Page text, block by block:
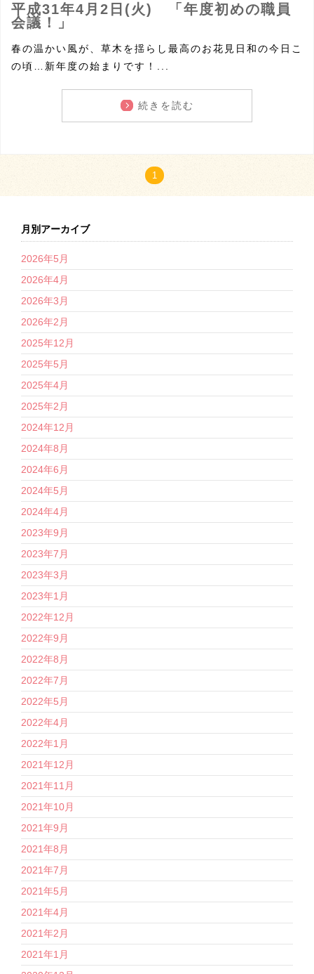
平成31年4月2日(火) 「年度初めの職員
会議！」
春の温かい風が、草木を揺らし最高のお花見日和の今日こ
の頃…新年度の始まりです！...
続きを読む
1
月別アーカイブ
2026年5月
2026年4月
2026年3月
2026年2月
2025年12月
2025年5月
2025年4月
2025年2月
2024年12月
2024年8月
2024年6月
2024年5月
2024年4月
2023年9月
2023年7月
2023年3月
2023年1月
2022年12月
2022年9月
2022年8月
2022年7月
2022年5月
2022年4月
2022年1月
2021年12月
2021年11月
2021年10月
2021年9月
2021年8月
2021年7月
2021年5月
2021年4月
2021年2月
2021年1月